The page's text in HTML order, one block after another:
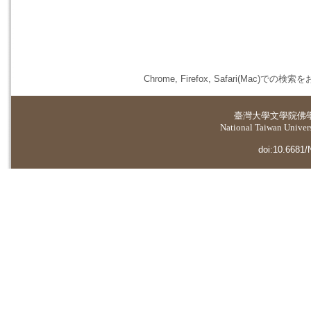
Chrome, Firefox, Safari(Mac)での検索を
臺灣大學文學院佛
National Taiwan
doi:10.6681/